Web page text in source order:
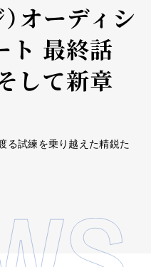
オーディシ
最終話――
して新章
る試練を乗り越えた精鋭た